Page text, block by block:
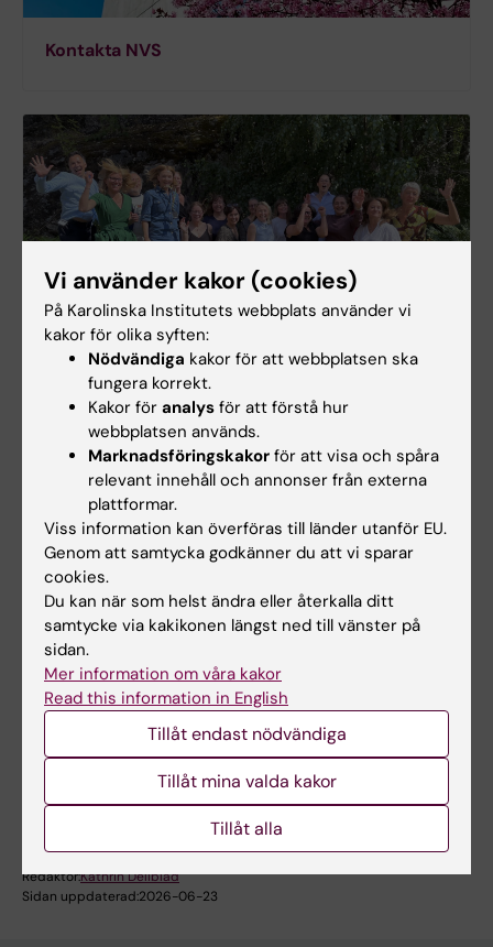
Kontakta NVS
Avdelningar vid NVS
Stöd verksamheten vid NVS
Redaktör:Kathrin Dellblad
Sidan uppdaterad:2026-06-23
Vi använder kakor (cookies)
På Karolinska Institutets webbplats använder vi
kakor för olika syften:
Nödvändiga kakor för att webbplatsen ska
fungera korrekt.
Kakor för analys för att förstå hur
webbplatsen används.
Marknadsföringskakor för att visa och spåra
relevant innehåll och annonser från externa
plattformar.
Viss information kan överföras till länder utanför EU.
Genom att samtycka godkänner du att vi sparar
cookies.
Du kan när som helst ändra eller återkalla ditt
samtycke via kakikonen längst ned till vänster på
sidan.
Mer information om våra kakor
Read this information in English
Tillåt endast nödvändiga
Tillåt mina valda kakor
Tillåt alla